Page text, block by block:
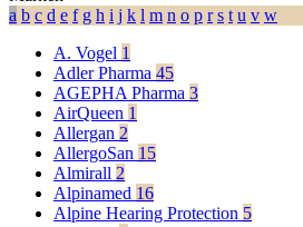
a b c d e f g h i j k l m n o p r s t u v w
A. Vogel 1
Adler Pharma 45
AGEPHA Pharma 3
AirQueen 1
Allergan 2
AllergoSan 15
Almirall 2
Alpinamed 16
Alpine Hearing Protection 5